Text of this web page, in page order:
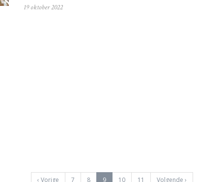
19 oktober 2022
‹ Vorige 7 8 9( 10 11 Volgende ›